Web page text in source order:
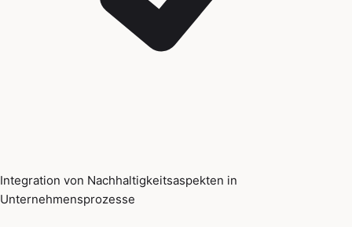
Integration von Nachhaltigkeitsaspekten in
Unternehmensprozesse